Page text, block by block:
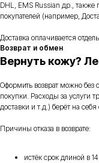
DHL, EMS Russian др.,
покупателей (например,
Доставка оплачивается
Возврат и обмен
Вернуть кожу?
Оформить возврат можно без
покупки. Расходы за услуги
доставки и т.д.) берёт на
Причины отказа в возврате:
истёк срок длиной в